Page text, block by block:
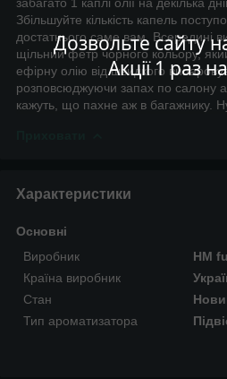
Дозвольте сайту
Акції 1 раз
Збільшуйте кількість капель
достатнього саме вам. Всередині
щільний фетр чорного кольору,
ефірну олію від швидкого
розповсюджуючи запах по салону
кажуть, що пахне аж в багажнику.
Характеристики
Основні
Виробник
HM
Країна виробник
Стан
Тип ароматизатора